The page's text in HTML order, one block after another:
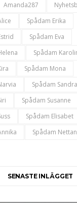
Amanda287
Spådam Erika
Spådam Eva
Spådam
Spådam Mona
Spådam Sandra
Spådam Susanne
Spådam Elisabet
Spådam
SENASTE INLÄGGET